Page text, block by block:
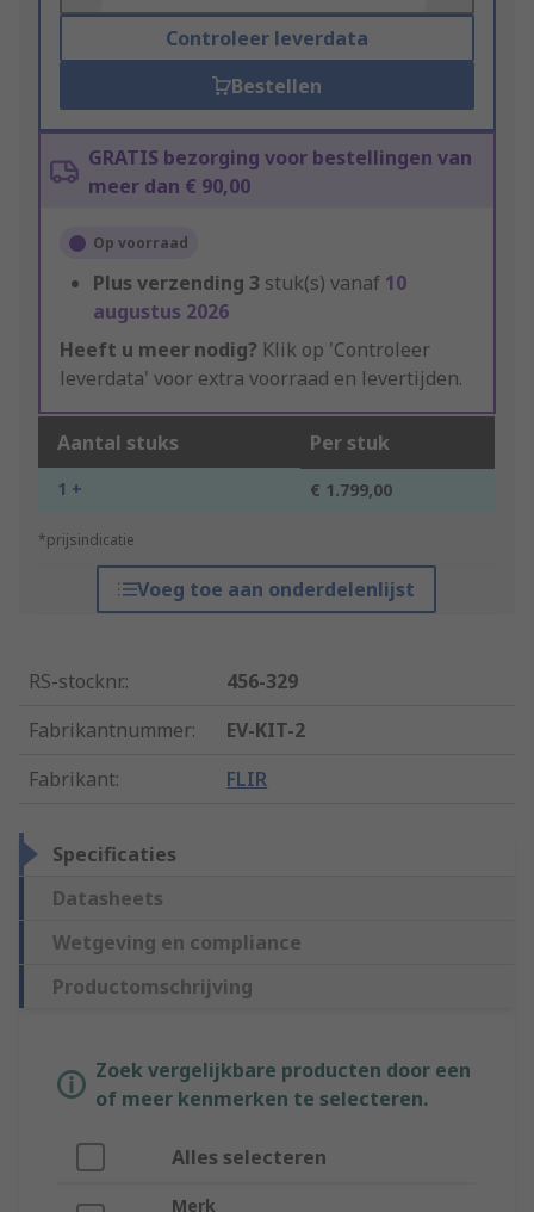
Controleer leverdata
Bestellen
GRATIS bezorging voor bestellingen van
meer dan € 90,00
Op voorraad
Plus verzending 3 stuk(s) vanaf 10
augustus 2026
Heeft u meer nodig? Klik op 'Controleer
leverdata' voor extra voorraad en levertijden.
Aantal stuks Per stuk
1 + € 1.799,00
*prijsindicatie
Voeg toe aan onderdelenlijst
RS-stocknr.:
456-329
Fabrikantnummer:
EV-KIT-2
Fabrikant: FLIR
Specificaties
Datasheets
Wetgeving en compliance
Productomschrijving
Zoek vergelijkbare producten door een
of meer kenmerken te selecteren.
Alles selecteren
Merk